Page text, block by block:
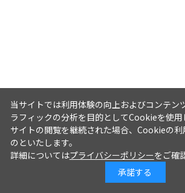
当サイトでは利用体験の向上およびコンテン
ラフィックの分析を目的としてCookieを使用
サイトの閲覧を継続された場合、Cookieの
のといたします。
詳細についてはプライバシーポリシーをご確
承諾する